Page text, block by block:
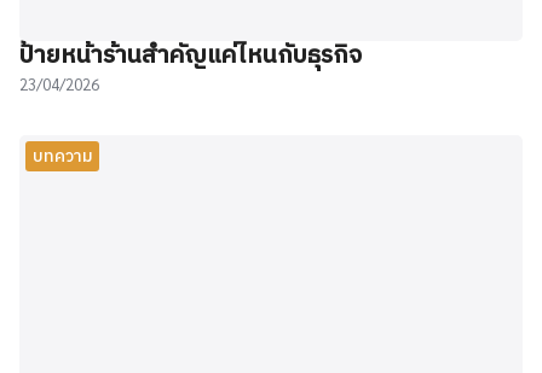
ป้ายหน้าร้านสำคัญแค่ไหนกับธุรกิจ
23/04/2026
บทความ